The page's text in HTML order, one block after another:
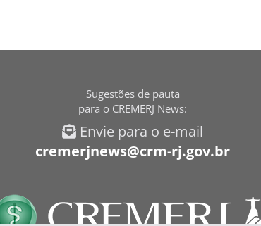
Sugestões de pauta
para o CREMERJ News:
Envie para o e-mail
cremerjnews@crm-rj.gov.br